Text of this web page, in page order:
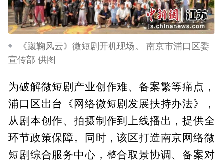
《蹴鞠风云》微短剧开机现场。 南京市浦口区委
宣传部 供图
为破解微短剧产业创作难、备案繁等痛点，
浦口区出台《网络微短剧发展扶持办法》，
从剧本创作、拍摄制作到上线播出，提供全
环节政策保障。同时，该区打造南京网络微
短剧综合服务中心，整合取景协调、备案对